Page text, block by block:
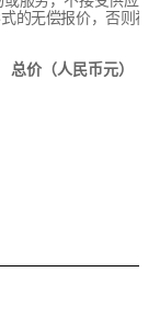
的无偿报价，否则视
总价（人民币元）